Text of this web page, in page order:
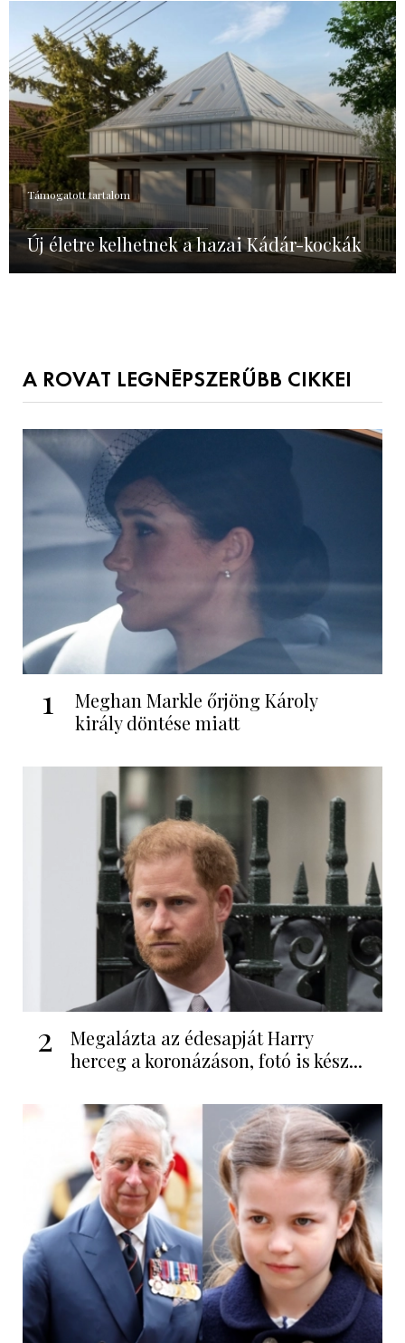
Támogatott tartalom
Új életre kelhetnek a hazai Kádár-kockák
A ROVAT LEGNÉPSZERŰBB CIKKEI
1
Meghan Markle őrjöng Károly
király döntése miatt
2
Megalázta az édesapját Harry
herceg a koronázáson, fotó is kész...